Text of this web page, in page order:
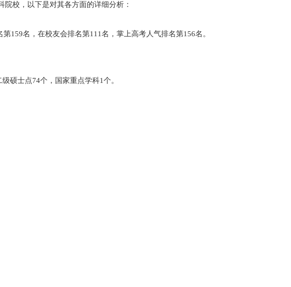
校，以下是对其各方面的详细分析：
159名，在校友会排名第111名，掌上高考人气排名第156名。
硕士点74个，国家重点学科1个。